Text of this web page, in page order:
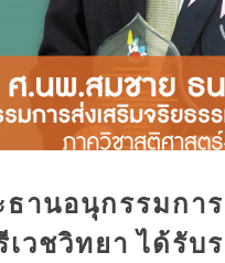
านอนุกรรมกา
วชวิทยา ได้รั